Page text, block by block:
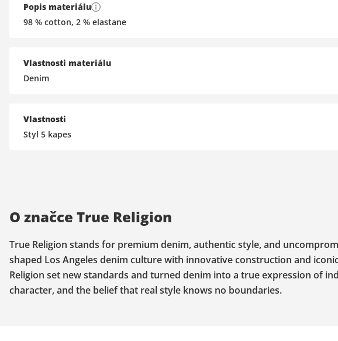
Popis materiálu
98 % cotton, 2 % elastane
Vlastnosti materiálu
Denim
Vlastnosti
Styl 5 kapes
O značce True Religion
True Religion stands for premium denim, authentic style, and
shaped Los Angeles denim culture with innovative construction and
Religion set new standards and turned denim into a true expression of
character, and the belief that real style knows no boundaries.